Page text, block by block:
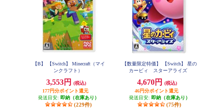
【B】 【Switch】 Minecraft（マイ
ンクラフト）
3,553円
(税込)
177円分ポイント還元
発送目安: 即納（在庫あり）
(229件)
【数量限定特価】 【Switch】 星の
カービィ スターアライズ
4,670円
(税込)
46円分ポイント還元
発送目安: 即納（在庫あり）
(75件)